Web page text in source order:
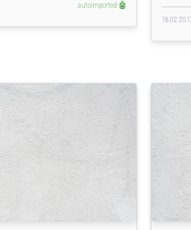
autoimported 🤖